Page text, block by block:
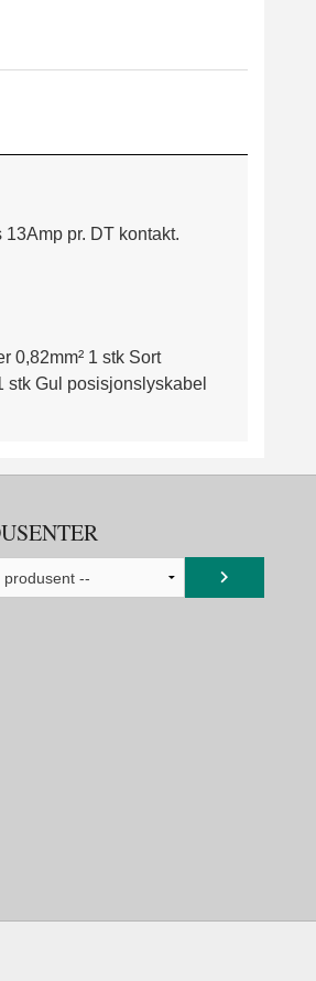
pr. DT kontakt.
0,82mm² 1 stk Sort
stk Gul posisjonslyskabel